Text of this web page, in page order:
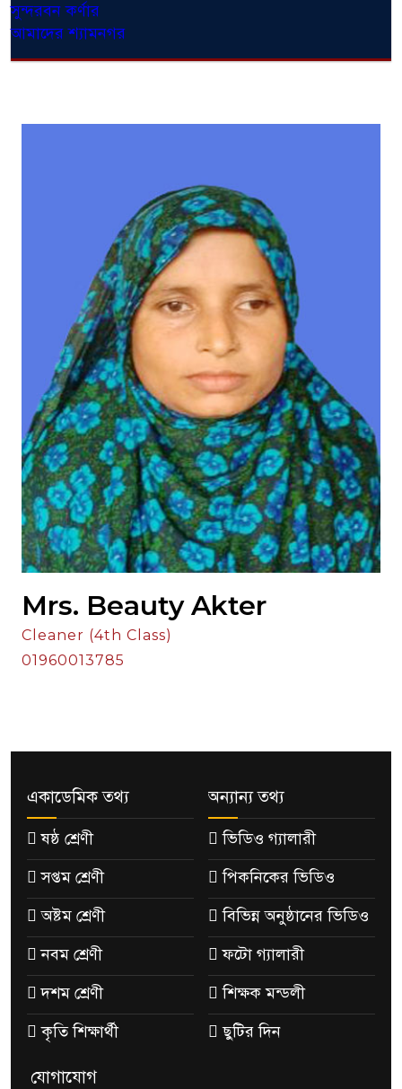
সুন্দরবন কর্ণার
আমাদের শ্যামনগর
Mrs. Beauty Akter
Cleaner (4th Class)
01960013785
একাডেমিক তথ্য
ষষ্ঠ শ্রেণী
সপ্তম শ্রেণী
অষ্টম শ্রেণী
নবম শ্রেণী
দশম শ্রেণী
কৃতি শিক্ষার্থী
অন্যান্য তথ্য
ভিডিও গ্যালারী
পিকনিকের ভিডিও
বিভিন্ন অনুষ্ঠানের ভিডিও
ফটো গ্যালারী
শিক্ষক মন্ডলী
ছুটির দিন
যোগাযোগ